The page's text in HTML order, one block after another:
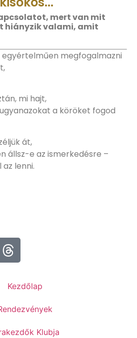
mert van mit
hiányzik valami, amit
egyértelműen megfogalmazni
mi hajt,
a köröket fogod
át,
állsz-e az ismerkedésre –
lenni.
Kezdőlap
Klubja